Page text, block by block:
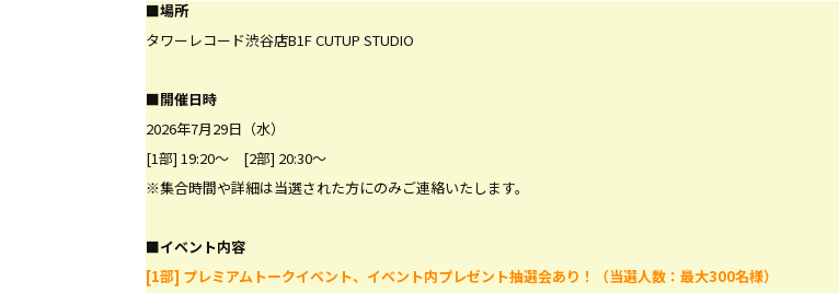
■場所
タワーレコード渋谷店B1F CUTUP STUDIO
■開催日時
2026年7月29日（水）
[1部] 19:20～ [2部] 20:30～
※集合時間や詳細は当選された方にのみご連絡いたします。
■イベント内容
[1部] プレミアムトークイベント、イベント内プレゼント抽選会あり！（当選人数：最大300名様）